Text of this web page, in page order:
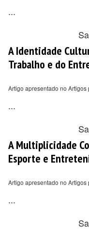
...
A Identidade
Trabalho e do
Artigo apresentado no
...
A Multiplicidade
Esporte e
Artigo apresentado no
...